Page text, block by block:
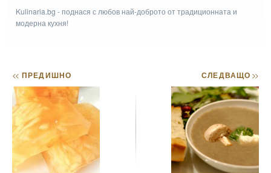
Kulinaria.bg - поднася с любов най-доброто от традиционната и
модерна кухня!
<< ПРЕДИШНО СЛЕДВАЩО>>